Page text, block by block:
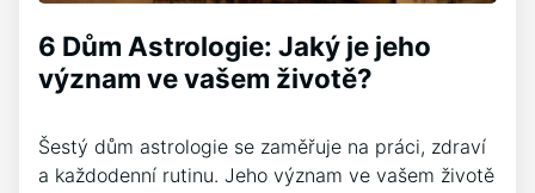
6 Dům Astrologie: Jaký je jeho
význam ve vašem životě?
Šestý dům astrologie se zaměřuje na práci, zdraví
a každodenní rutinu. Jeho význam ve vašem životě